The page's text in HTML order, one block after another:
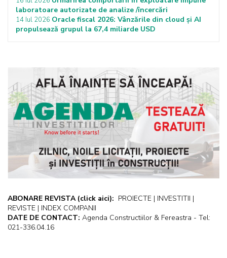
laboratoare autorizate de analize /încercări
14 Iul 2026 Oracle fiscal 2026: Vânzările din cloud și AI
propulsează grupul la 67,4 miliarde USD
ABONARE REVISTA (click aici): PROIECTE | INVESTITII |
REVISTE | INDEX COMPANII
DATE DE CONTACT: Agenda Constructiilor & Fereastra - Tel:
021-336.04.16